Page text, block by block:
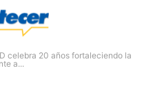
celebra 20 años fortaleciendo la
a...